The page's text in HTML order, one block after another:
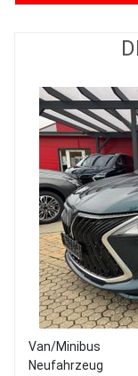
Van/Minibus
Neufahrzeug